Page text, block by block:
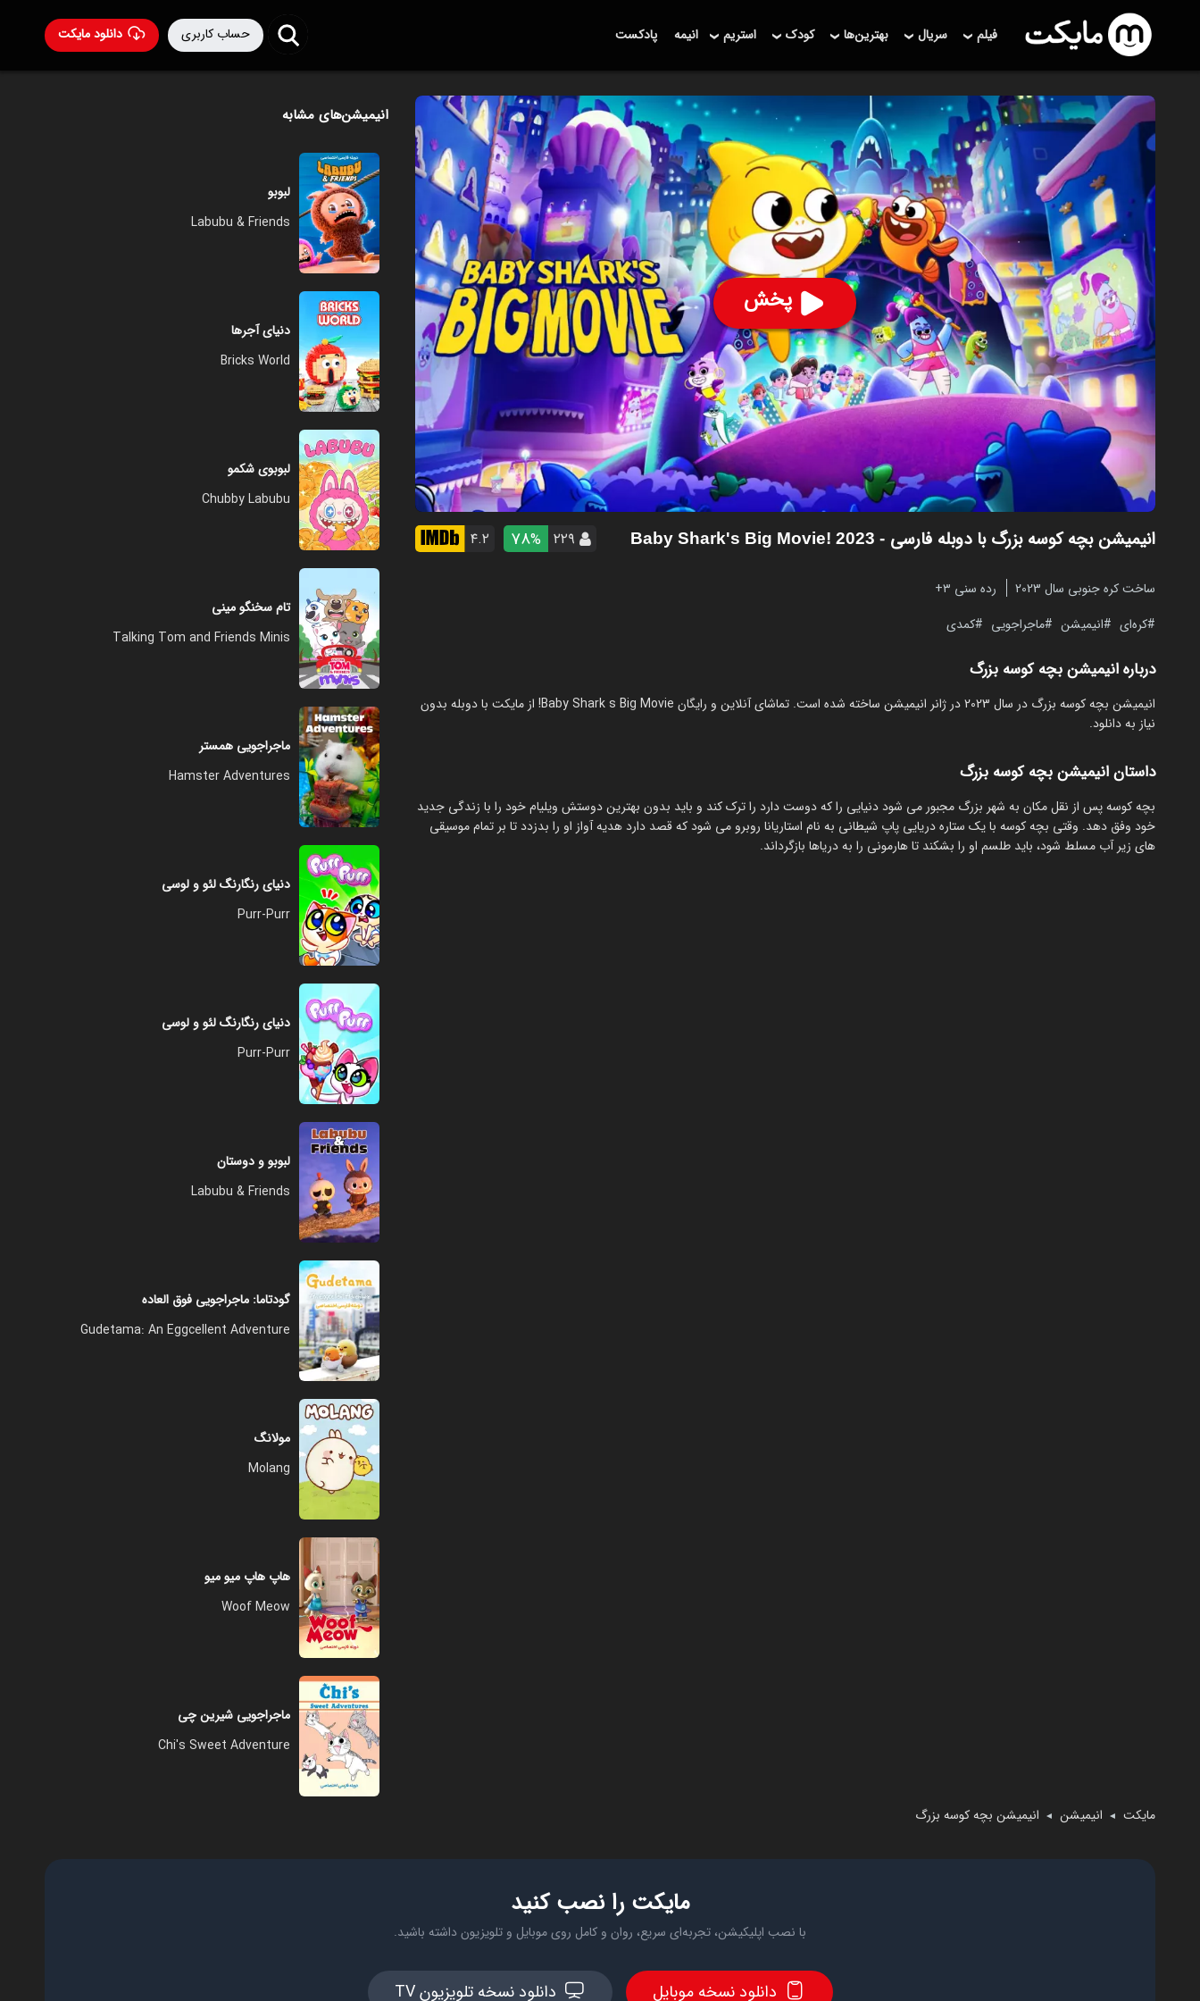
دانلود مایکت حساب کاربری فیلم سریال بهترین‌ها کودک استریم انیمه پادکست
پخش
انیمیشن بچه کوسه بزرگ با دوبله فارسی - Baby Shark's Big Movie! 2023 ۲۲۹ 78% ۴.۲
ساخت کره جنوبی سال 2023
رده سنی ۳+
کره‌ای
انیمیشن ماجراجویی کمدی
درباره انیمیشن بچه کوسه بزرگ
انیمیشن بچه کوسه بزرگ در سال 2023 در ژانر انیمیشن ساخته شده است. تماشای آنلاین و رایگان Baby Shark s Big Movie! از مایکت با دوبله بدون
نیاز به دانلود.
داستان انیمیشن بچه کوسه بزرگ
بچه کوسه پس از نقل مکان به شهر بزرگ مجبور می شود دنیایی را که دوست دارد را ترک کند و باید بدون بهترین دوستش ویلیام خود را با زندگی جدید
خود وفق دهد. وقتی بچه کوسه با یک ستاره دریایی پاپ شیطانی به نام استاریانا روبرو می شود که قصد دارد هدیه آواز او را بدزدد تا بر تمام موسیقی
های زیر آب مسلط شود، باید طلسم او را بشکند تا هارمونی را به دریاها بازگرداند.
مایکت ◄ انیمیشن ◄ انیمیشن بچه کوسه بزرگ
انیمیشن‌های مشابه
لبوبو
Labubu & Friends
دنیای آجرها
Bricks World
لبوبوی شکمو
Chubby Labubu
تام سخنگو مینی
Talking Tom and Friends Minis
ماجراجویی همستر
Hamster Adventures
دنیای رنگارنگ لئو و لوسی
Purr-Purr
دنیای رنگارنگ لئو و لوسی
Purr-Purr
لبوبو و دوستان
Labubu & Friends
گودتاما: ماجراجویی فوق العاده
Gudetama: An Eggcellent Adventure
مولانگ
Molang
هاپ هاپ میو میو
Woof Meow
ماجراجویی شیرین چی
Chi's Sweet Adventure
مایکت را نصب کنید
با نصب اپلیکیشن، تجربه‌ای سریع، روان و کامل روی موبایل و تلویزیون داشته باشید.
دانلود نسخه موبایل دانلود نسخه تلویزیون TV